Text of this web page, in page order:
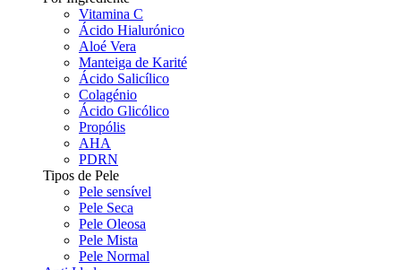
Vitamina C
Ácido Hialurónico
Aloé Vera
Manteiga de Karité
Ácido Salicílico
Colagénio
Ácido Glicólico
Propólis
AHA
PDRN
Tipos de Pele
Pele sensível
Pele Seca
Pele Oleosa
Pele Mista
Pele Normal